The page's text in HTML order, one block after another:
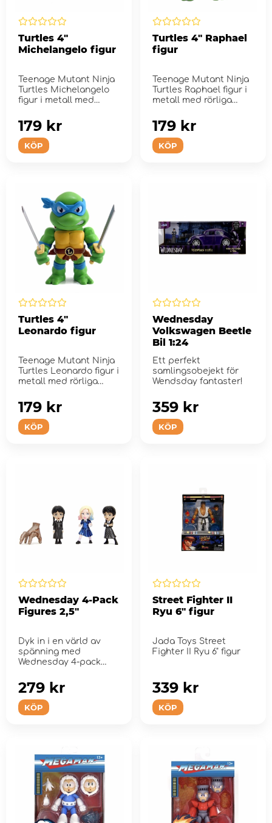
Turtles 4"
Michelangelo figur
Teenage Mutant Ninja
Turtles Michelangelo
figur i metall med
KÖP
179 kr
Turtles 4" Raphael
figur
Teenage Mutant Ninja
Turtles Raphael figur i
metall med rörliga
KÖP
179 kr
Turtles 4"
Leonardo figur
Teenage Mutant Ninja
Turtles Leonardo figur i
metall med rörliga
KÖP
179 kr
Wednesday
Volkswagen Beetle
Bil 1:24
Ett perfekt
samlingsobejekt för
Wendsday fantaster!
KÖP
359 kr
Wednesday 4-Pack
Figures 2,5"
Dyk in i en värld av
spänning med
Wednesday 4-pack
fr&#...
KÖP
279 kr
Street Fighter II
Ryu 6" figur
Jada Toys Street
Fighter II Ryu 6" figur
KÖP
339 kr